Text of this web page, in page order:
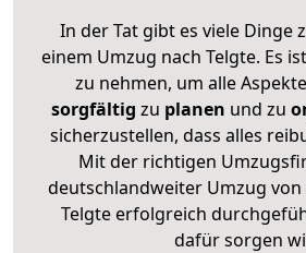
In der Tat gibt es viele Dinge
einem Umzug nach Telgte. Es
zu nehmen, um alle
sorgfältig zu planen und zu
sicherzustellen, dass alles
Mit der richtigen
deutschlandweiter Umzug
Telgte erfolgreich
dafür sorgen